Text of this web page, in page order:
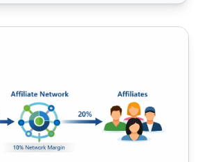
las redes de afiliados? Guía